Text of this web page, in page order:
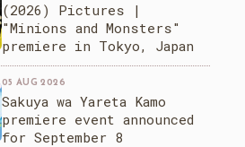
(2026) Pictures |
"Minions and Monsters"
premiere in Tokyo, Japan
05 AUG 2026
Sakuya wa Yareta Kamo
premiere event announced
for September 8